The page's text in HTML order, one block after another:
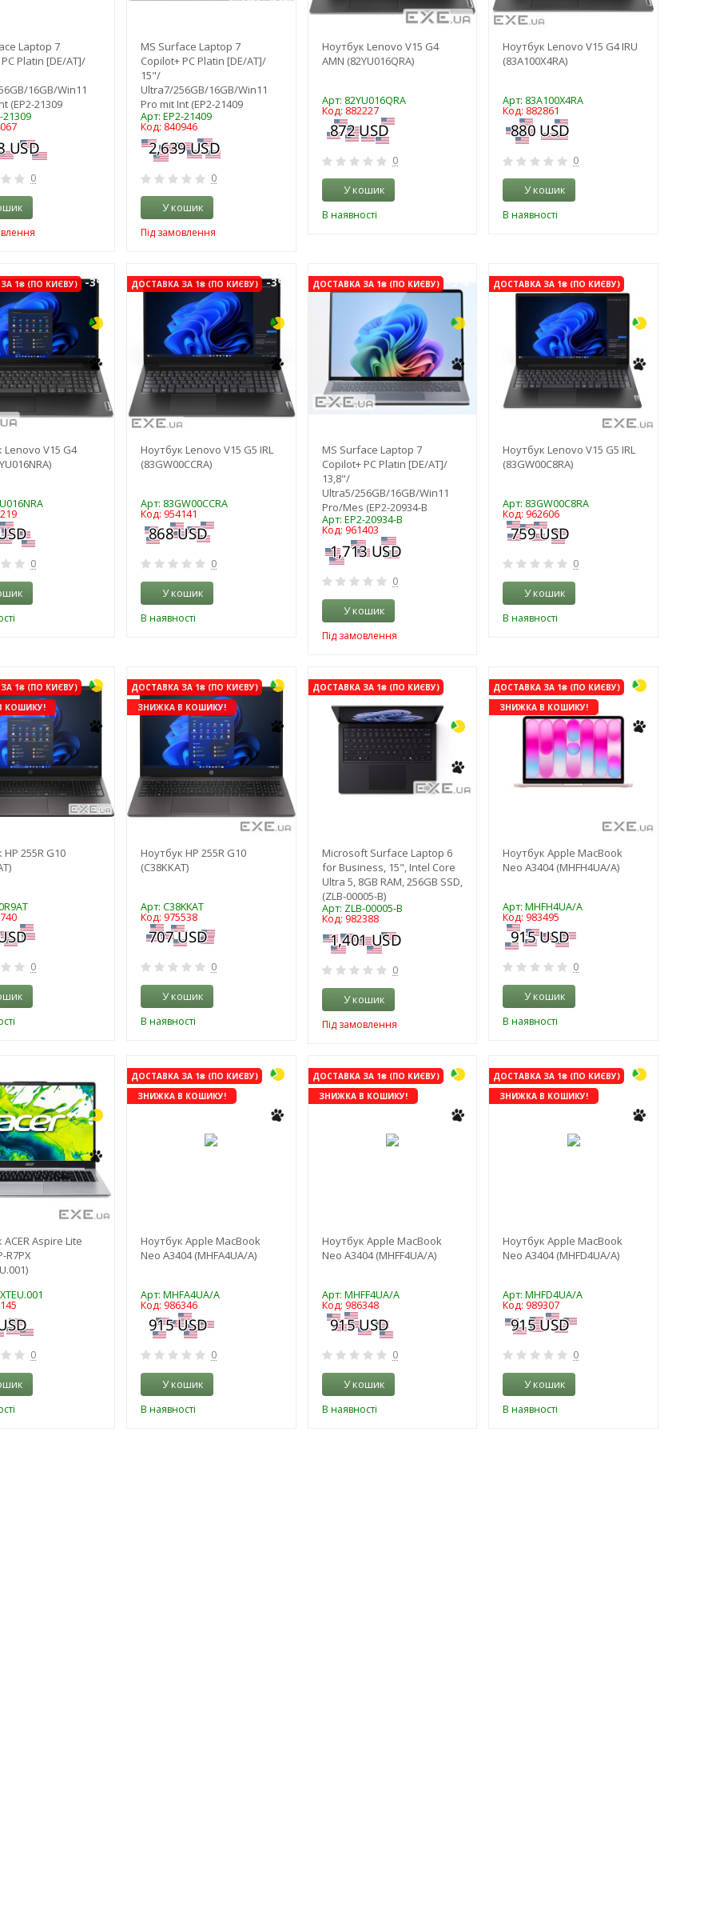
Laptop 7
Platin [DE/AT]/
16GB/Win11
(EP2-21309
21309
0
MS Surface Laptop 7
Copilot+ PC Platin [DE/AT]/
15"/
Ultra7/256GB/16GB/Win11
Pro mit Int (EP2-21409
Арт: EP2-21409
Код: 840946
0
У кошик
Під замовлення
Ноутбук Lenovo V15 G4
AMN (82YU016QRA)
Арт: 82YU016QRA
Код: 882227
0
У кошик
В наявності
Ноутбук Lenovo V15 G4 IRU
(83A100X4RA)
Арт: 83A100X4RA
Код: 882861
0
У кошик
В наявності
1₴ (ПО КИЄВУ) -3%
Lenovo V15 G4
0
ДОСТАВКА ЗА 1₴ (ПО КИЄВУ) -3%
Ноутбук Lenovo V15 G5 IRL
(83GW00CCRA)
Арт: 83GW00CCRA
Код: 954141
0
У кошик
В наявності
ДОСТАВКА ЗА 1₴ (ПО КИЄВУ)
MS Surface Laptop 7
Copilot+ PC Platin [DE/AT]/
13,8"/
Ultra5/256GB/16GB/Win11
Pro/Mes (EP2-20934-B
Арт: EP2-20934-B
Код: 961403
0
У кошик
Під замовлення
ДОСТАВКА ЗА 1₴ (ПО КИЄВУ)
Ноутбук Lenovo V15 G5 IRL
(83GW00C8RA)
Арт: 83GW00C8RA
Код: 962606
0
У кошик
В наявності
1₴ (ПО КИЄВУ)
КОШИКУ!
255R G10
0
ДОСТАВКА ЗА 1₴ (ПО КИЄВУ)
ЗНИЖКА В КОШИКУ!
Ноутбук HP 255R G10
(C38KKAT)
Арт: C38KKAT
Код: 975538
0
У кошик
В наявності
ДОСТАВКА ЗА 1₴ (ПО КИЄВУ)
Microsoft Surface Laptop 6
for Business, 15", Intel Core
Ultra 5, 8GB RAM, 256GB SSD,
(ZLB-00005-B)
Арт: ZLB-00005-B
Код: 982388
0
У кошик
Під замовлення
ДОСТАВКА ЗА 1₴ (ПО КИЄВУ)
ЗНИЖКА В КОШИКУ!
Ноутбук Apple MacBook
Neo A3404 (MHFH4UA/A)
Арт: MHFH4UA/A
Код: 983495
0
У кошик
В наявності
Aspire Lite
R7PX
0
ДОСТАВКА ЗА 1₴ (ПО КИЄВУ)
ЗНИЖКА В КОШИКУ!
Ноутбук Apple MacBook
Neo A3404 (MHFA4UA/A)
Арт: MHFA4UA/A
Код: 986346
0
У кошик
В наявності
ДОСТАВКА ЗА 1₴ (ПО КИЄВУ)
ЗНИЖКА В КОШИКУ!
Ноутбук Apple MacBook
Neo A3404 (MHFF4UA/A)
Арт: MHFF4UA/A
Код: 986348
0
У кошик
В наявності
ДОСТАВКА ЗА 1₴ (ПО КИЄВУ)
ЗНИЖКА В КОШИКУ!
Ноутбук Apple MacBook
Neo A3404 (MHFD4UA/A)
Арт: MHFD4UA/A
Код: 989307
0
У кошик
В наявності